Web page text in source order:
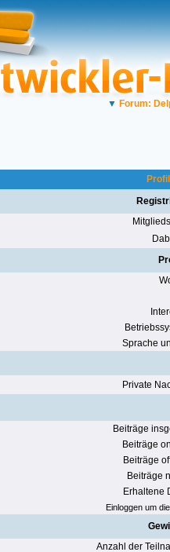
▼ Forum:
Sprache
Private
Beiträge
Beiträge
Beiträge
Beiträge
Erhaltene
Einloggen um
Anzahl der